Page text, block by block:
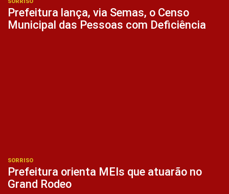
SORRISO
Prefeitura lança, via Semas, o Censo
Municipal das Pessoas com Deficiência
SORRISO
Prefeitura orienta MEIs que atuarão no
Grand Rodeo